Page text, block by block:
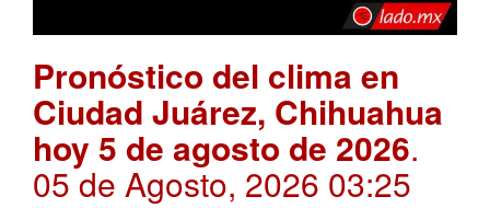
Pronóstico del clima en
Ciudad Juárez, Chihuahua
hoy 5 de agosto de 2026.
05 de Agosto, 2026 03:25